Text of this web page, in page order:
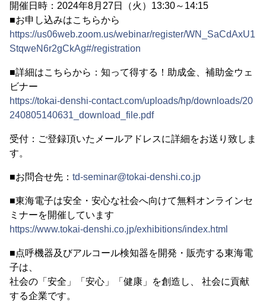
開催日時：2024年8月27日（火）13:30～14:15
■お申し込みはこちらから
https://us06web.zoom.us/webinar/register/WN_SaCdAxU1
StqweN6r2gCkAg#/registration
■詳細はこちらから：知って得する！助成金、補助金ウェ
ビナー
https://tokai-denshi-contact.com/uploads/hp/downloads/20
240805140631_download_file.pdf
受付：ご登録頂いたメールアドレスに詳細をお送り致しま
す。
■お問合せ先： td-seminar@tokai-denshi.co.jp
■東海電子は安全・安心な社会へ向けて無料オンラインセ
ミナーを開催しています
https://www.tokai-denshi.co.jp/exhibitions/index.html
■点呼機器及びアルコール検知器を開発・販売する東海電
子は、
社会の「安全」「安心」「健康」を創造し、 社会に貢献
する企業です。